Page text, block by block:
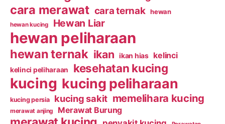
cara merawat cara ternak hewan
hewan kucing Hewan Liar
hewan peliharaan
hewan ternak ikan ikan hias kelinci
kelinci peliharaan kesehatan kucing
kucing kucing peliharaan
kucing persia kucing sakit memelihara kucing
merawat anjing Merawat Burung